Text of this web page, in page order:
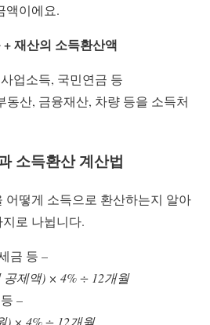
액이에요.
재산의 소득환산액
업소득, 국민연금 등
동산, 금융재산, 차량 등을 소득처
소득환산 계산법
어떻게 소득으로 환산하는지 알아
로 나뉩니다.
금 등 –
제액) × 4% ÷ 12개월
–
) × 4% ÷ 12개월